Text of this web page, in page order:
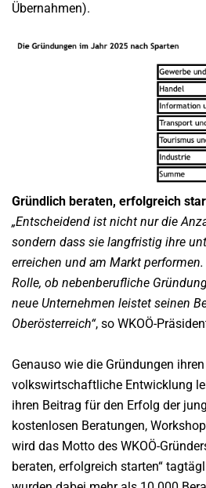
Übernahmen).
Gründlich beraten, erfolgreich
„Entscheidend ist nicht nur die
sondern dass sie langfristig ihre
erreichen und am Markt
Rolle, ob nebenberufliche
neue Unternehmen leistet seinen
Oberösterreich“, so WKOÖ-
Genauso wie die Gründungen
volkswirtschaftliche Entwicklung
ihren Beitrag für den Erfolg der
kostenlosen Beratungen,
wird das Motto des WKOÖ-
beraten, erfolgreich starten“